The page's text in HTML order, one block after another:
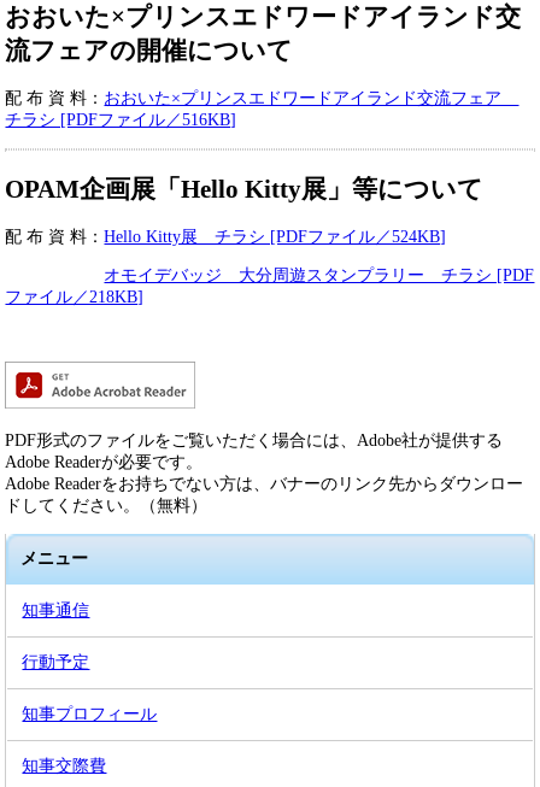
おおいた×プリンスエドワードアイランド交
流フェアの開催について
​配 布 資 料： おおいた×プリンスエドワードアイランド交流フェア
チラシ [PDFファイル／516KB]
OPAM企画展「Hello Kitty展」等について
​配 布 資 料：Hello Kitty展 チラシ [PDFファイル／524KB]
オモイデバッジ 大分周遊スタンプラリー チラシ [PDF
ファイル／218KB]
PDF形式のファイルをご覧いただく場合には、Adobe社が提供する
Adobe Readerが必要です。
Adobe Readerをお持ちでない方は、バナーのリンク先からダウンロー
ドしてください。（無料）
メニュー
知事通信
行動予定
知事プロフィール
知事交際費